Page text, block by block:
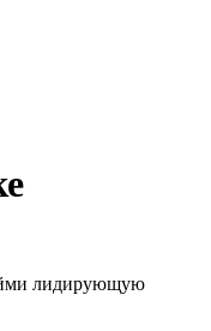
лидирующую